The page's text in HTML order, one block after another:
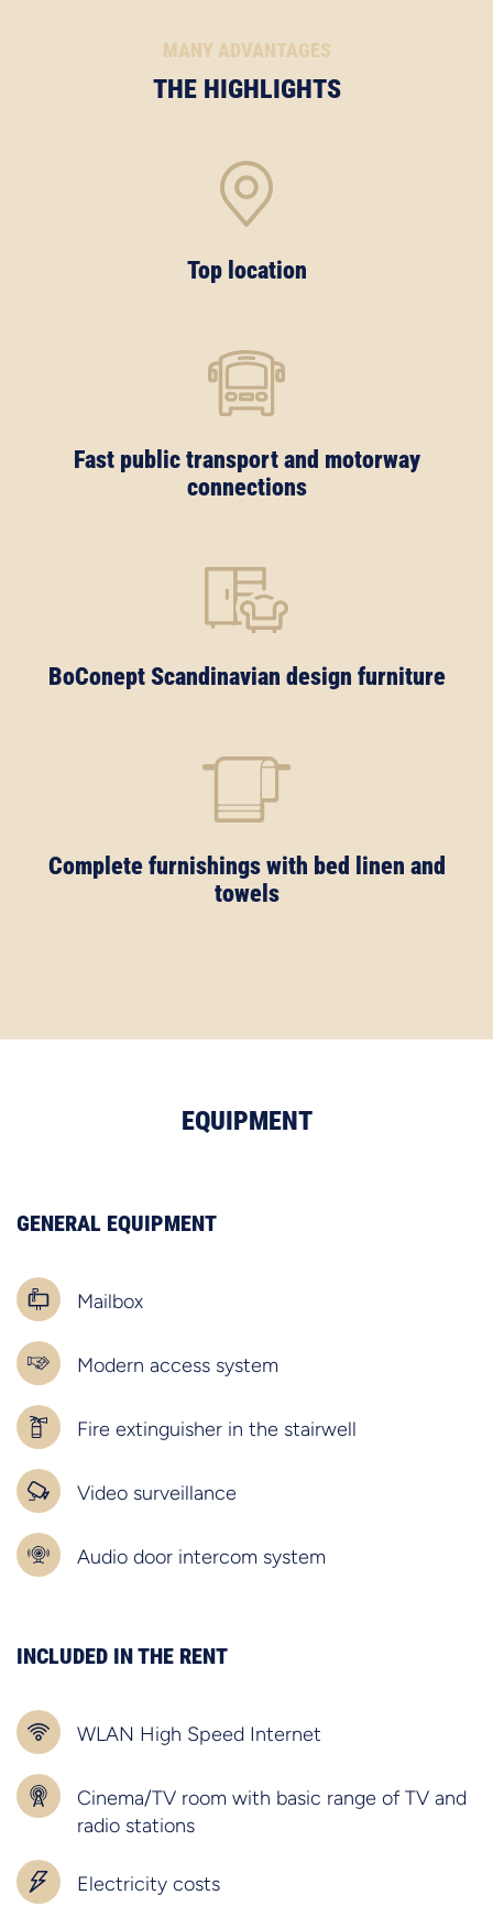
MANY ADVANTAGES
THE HIGHLIGHTS
Top location
Fast public transport and motorway
connections
BoConept Scandinavian design furniture
Complete furnishings with bed linen and
towels
EQUIPMENT
GENERAL EQUIPMENT
Mailbox
Modern access system
Fire extinguisher in the stairwell
Video surveillance
Audio door intercom system
INCLUDED IN THE RENT
WLAN High Speed Internet
Cinema/TV room with basic range of TV and
radio stations
Electricity costs